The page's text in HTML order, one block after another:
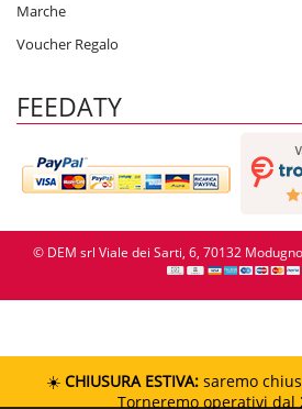
Marche
Voucher Regalo
FEEDATY
© DEM srl Viale dei Sarti, 6, 70132
☀️ CHIUSURA ESTIVA: saremo
Torneremo operativi dal